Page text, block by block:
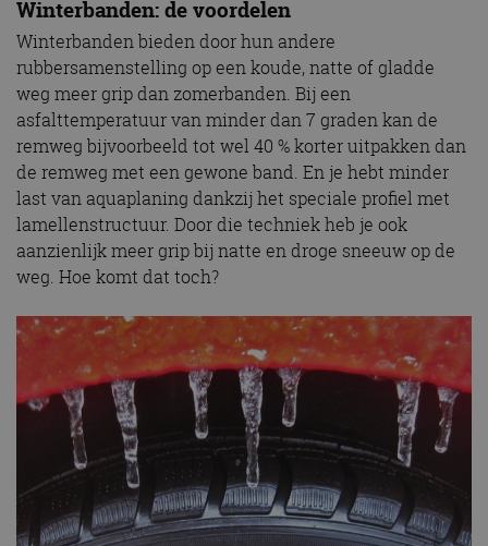
Winterbanden: de voordelen
Winterbanden bieden door hun andere
rubbersamenstelling op een koude, natte of gladde
weg meer grip dan zomerbanden. Bij een
asfalttemperatuur van minder dan 7 graden kan de
remweg bijvoorbeeld tot wel 40 % korter uitpakken dan
de remweg met een gewone band. En je hebt minder
last van aquaplaning dankzij het speciale profiel met
lamellenstructuur. Door die techniek heb je ook
aanzienlijk meer grip bij natte en droge sneeuw op de
weg. Hoe komt dat toch?